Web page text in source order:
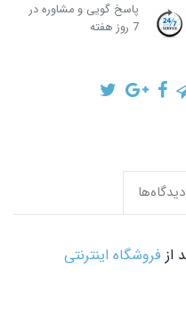
پاسخ گویی و مشاوره در
7 روز هفته
دیدگاه‌ها
فروشگاه اینترنتی